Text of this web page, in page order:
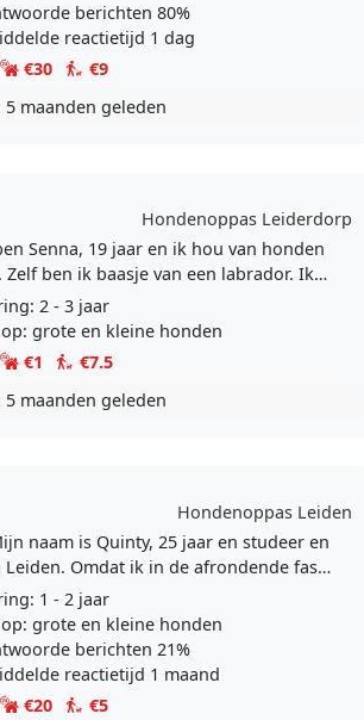
berichten 80%
reactietijd 1 dag
€30
€9
5 maanden geleden
Hondenoppas Leiderdorp
Senna, 19 jaar en ik hou van honden
Zelf ben ik baasje van een labrador. Ik
aan nachtoppas, maar dat kan ik niet..
2 - 3 jaar
op: grote en kleine honden
€1
€7.5
5 maanden geleden
Hondenoppas Leiden
naam is Quinty, 25 jaar en studeer en
Omdat ik in de afrondende fase
studie zit, heb ik tijd om op te passen,..
1 - 2 jaar
op: grote en kleine honden
berichten 21%
reactietijd 1 maand
€20
€5